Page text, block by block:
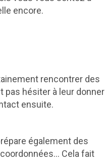
encore.
rencontrer des
pas hésiter à leur donner
ensuite.
également des
Cela fait